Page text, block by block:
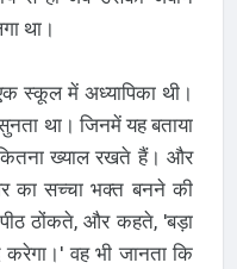
था।
स्कूल में अध्यापिका थी।
था। जिनमें यह बताया
ख्याल रखते हैं। और
का सच्चा भक्त बनने की
ठोंकते, और कहते, 'बड़ा
वह भी जानता कि